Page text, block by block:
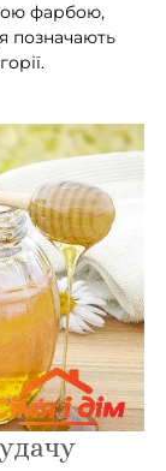
фарбою,
позначають